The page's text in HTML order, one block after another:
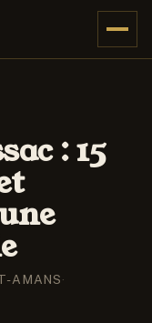
: 15
AMANS·